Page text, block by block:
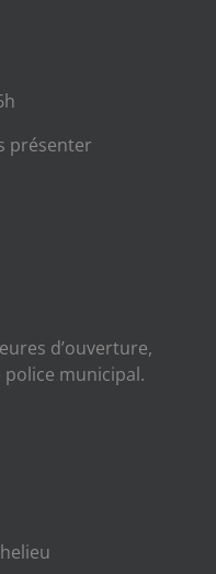
présenter
d’ouverture,
municipal.